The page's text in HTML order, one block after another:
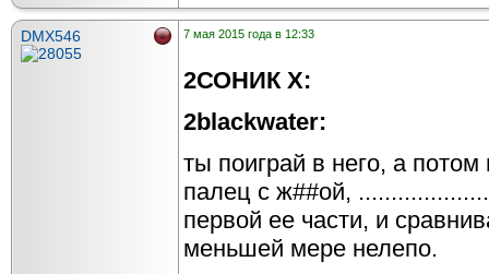
DMX546 7 мая 2015 года в 12:33
2СОНИК X:
2blackwater:
ты поиграй в него, а потом
палец с ж##ой,
первой ее части, и
меньшей мере нелепо.